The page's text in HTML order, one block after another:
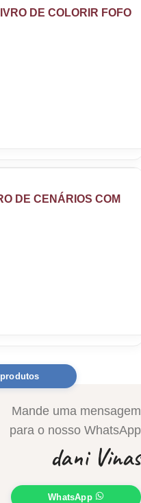
DE COLORIR FOFO
DE CENÁRIOS COM
Mande uma mensagem
para o nosso WhatsApp
dani Vinas
WhatsApp